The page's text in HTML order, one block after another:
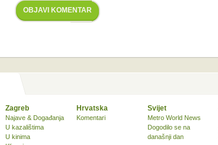
OBJAVI KOMENTAR
Zagreb
Najave & Događanja
U kazalištima
U kinima
Hrvatska
Komentari
Svijet
Metro World News
Dogodilo se na
današnji dan